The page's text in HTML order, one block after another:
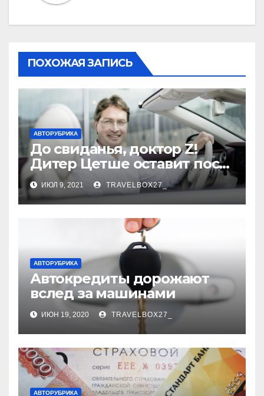
ПОХОЖАЯ ЗАПИСЬ
АВТОРУБРИКА
До свиданья, доктор Z!
Дитер Цетше оставит пост
главы концерна Daimler
ИЮЛ 9, 2021 TRAVELBOX27_
АВТОРУБРИКА
Автокредиты дорожают
вслед за машинами
ИЮН 19, 2020 TRAVELBOX27_
АВТОРУБРИКА